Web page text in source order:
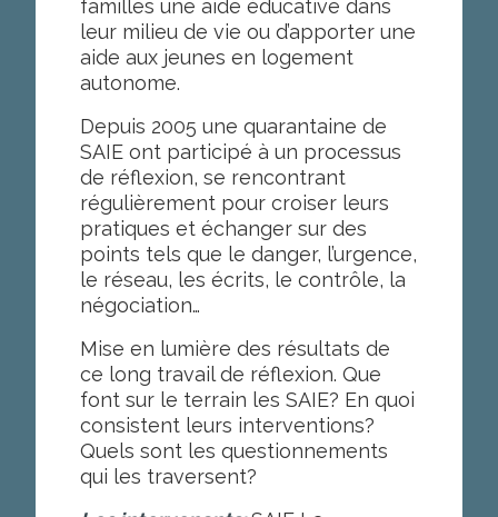
familles une aide éducative dans
leur milieu de vie ou d’apporter une
aide aux jeunes en logement
autonome.
Depuis 2005 une quarantaine de
SAIE ont participé à un processus
de réflexion, se rencontrant
régulièrement pour croiser leurs
pratiques et échanger sur des
points tels que le danger, l’urgence,
le réseau, les écrits, le contrôle, la
négociation…
Mise en lumière des résultats de
ce long travail de réflexion. Que
font sur le terrain les SAIE? En quoi
consistent leurs interventions?
Quels sont les questionnements
qui les traversent?